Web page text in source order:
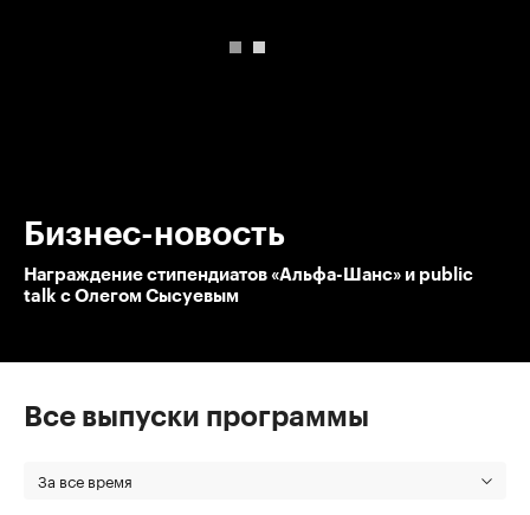
Бизнес-новость
Награждение стипендиатов «Альфа-Шанс» и public
talk с Олегом Сысуевым
Все выпуски программы
За все время